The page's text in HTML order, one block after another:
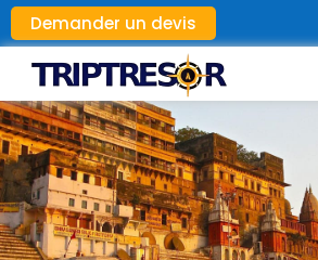
Demander un devis